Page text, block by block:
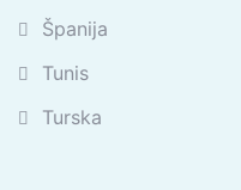
Španija
Tunis
Turska